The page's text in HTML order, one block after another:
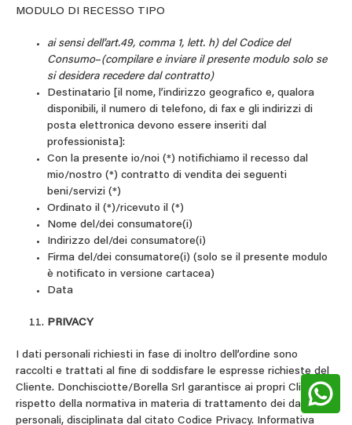
MODULO DI RECESSO TIPO
ai sensi dell’art.49, comma 1, lett. h) del Codice del
Consumo–(compilare e inviare il presente modulo solo se
si desidera recedere dal contratto)
Destinatario [il nome, l’indirizzo geografico e, qualora
disponibili, il numero di telefono, di fax e gli indirizzi di
posta elettronica devono essere inseriti dal
professionista]:
Con la presente io/noi (*) notifichiamo il recesso dal
mio/nostro (*) contratto di vendita dei seguenti
beni/servizi (*)
Ordinato il (*)/ricevuto il (*)
Nome del/dei consumatore(i)
Indirizzo del/dei consumatore(i)
Firma del/dei consumatore(i) (solo se il presente modulo
è notificato in versione cartacea)
Data
PRIVACY
I dati personali richiesti in fase di inoltro dell’ordine sono
raccolti e trattati al fine di soddisfare le espresse richieste del
Cliente. Donchisciotte/Borella Srl garantisce ai propri Clienti il
rispetto della normativa in materia di trattamento dei dati
personali, disciplinata dal citato Codice Privacy. Informativa